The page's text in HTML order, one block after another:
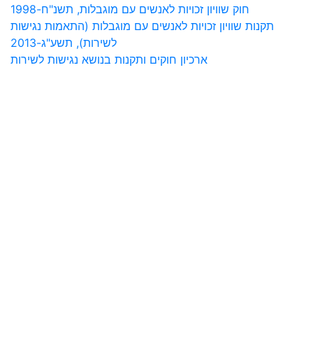
חוק שוויון זכויות לאנשים עם מוגבלות, תשנ"ח-1998
תקנות שוויון זכויות לאנשים עם מוגבלות (התאמות נגישות
לשירות), תשע"ג-2013
ארכיון חוקים ותקנות בנושא נגישות לשירות